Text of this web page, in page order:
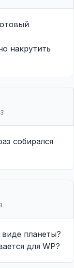
накрутить
собирался
планеты?
для WP?